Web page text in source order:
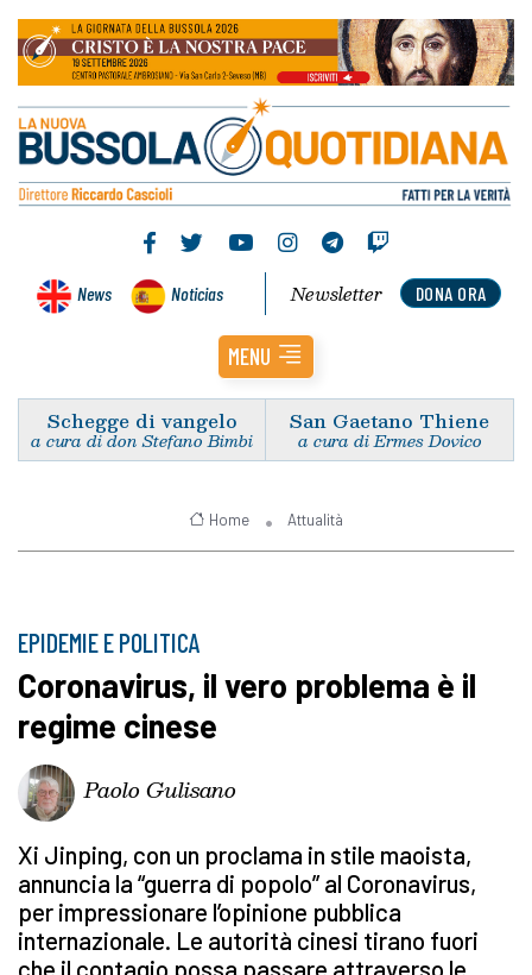
News Noticias DONA ORA
Newsletter
MENU
Schegge di vangelo
a cura di don Stefano Bimbi
San Gaetano Thiene
a cura di Ermes Dovico
Home Attualità
EPIDEMIE E POLITICA
Coronavirus, il vero problema è il
regime cinese
Paolo Gulisano
Xi Jinping, con un proclama in stile maoista,
annuncia la “guerra di popolo” al Coronavirus,
per impressionare l’opinione pubblica
internazionale. Le autorità cinesi tirano fuori
che il contagio possa passare attraverso le